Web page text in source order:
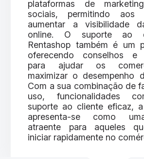
plataformas de
sociais, permitindo aos
aumentar a visibilidade
online. O suporte ao
Rentashop também é um
oferecendo conselhos e
para ajudar os
maximizar o desempenho
Com a sua combinação de
uso, funcionalidades
suporte ao cliente eficaz,
apresenta-se como
atraente para aqueles
iniciar rapidamente no